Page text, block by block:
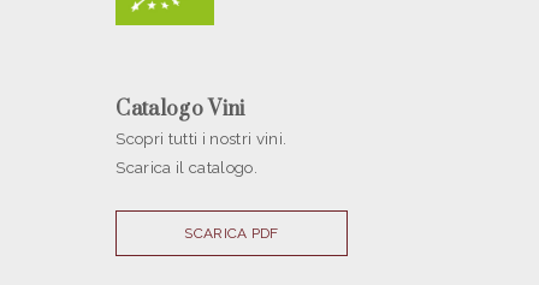
Catalogo Vini
Scopri tutti i nostri vini.
Scarica il catalogo.
SCARICA PDF